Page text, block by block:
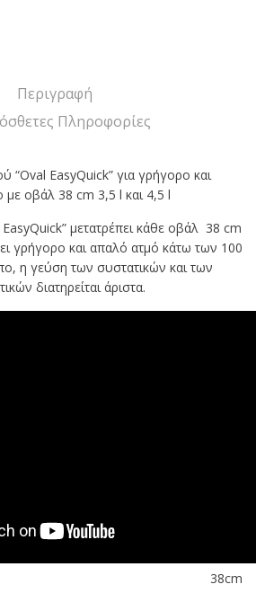
Περιγραφή
Πληροφορίες
“Oval EasyQuick” για γρήγορο και
με οβάλ 38 cm 3,5 l και 4,5 l
μετατρέπει κάθε οβάλ 38 cm
γρήγορο και απαλό ατμό κάτω των 100
η γεύση των συστατικών και των
διατηρείται άριστα.
38cm